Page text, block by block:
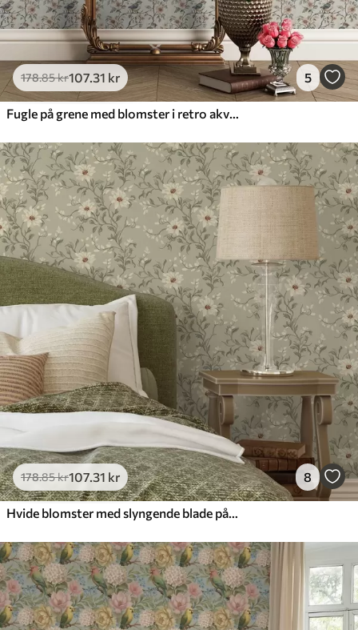
178.85kr107.31 kr 5
Fugle på grene med blomster i retro akvarel-stil
178.85kr107.31 kr 8
Hvide blomster med slyngende blade på lys baggrund